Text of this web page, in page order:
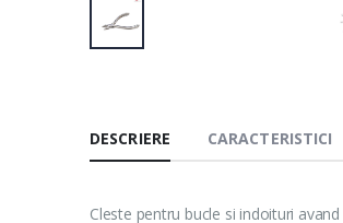
DESCRIERE CARACTERISTICI
Cleste pentru bucle si indoituri